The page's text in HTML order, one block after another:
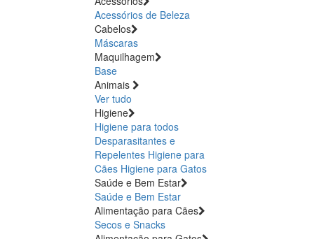
Acessórios de Beleza
Cabelos
Máscaras
Maquilhagem
Base
Animais
Ver tudo
Higiene
Higiene para todos
Desparasitantes e
Repelentes Higiene para
Cães Higiene para Gatos
Saúde e Bem Estar
Saúde e Bem Estar
Alimentação para Cães
Secos e Snacks